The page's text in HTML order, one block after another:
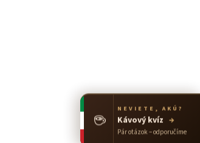
☕ NEVIETE, AKÚ?
Kávový kvíz →
Pár otázok – odporučíme